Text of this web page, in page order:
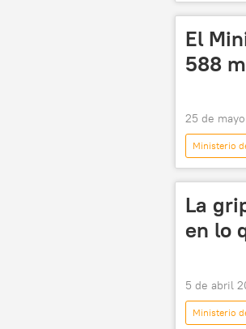
enfermeros
El
588
25 de
Ministerio
Brasil
La
en lo
5 de abril
Ministerio